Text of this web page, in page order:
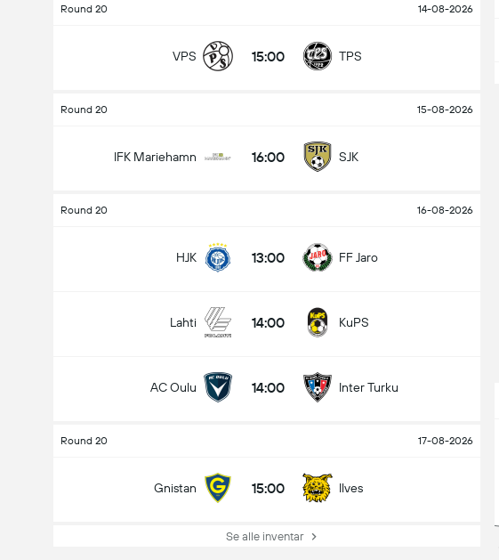
Round 20 14-08-2026
VPS 15:00 TPS
Round 20 15-08-2026
IFK Mariehamn 16:00 SJK
Round 20 16-08-2026
HJK 13:00 FF Jaro
Lahti 14:00 KuPS
AC Oulu 14:00 Inter Turku
Round 20 17-08-2026
Gnistan 15:00 Ilves
Se alle inventar
Antal Mål i Kampen (2.5)